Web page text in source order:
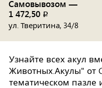
Самовывозом —
1 472,50 p
ул. Тверитина, 34/8
Узнайте всех акул
Животных.Акулы" от
тематическом пазле